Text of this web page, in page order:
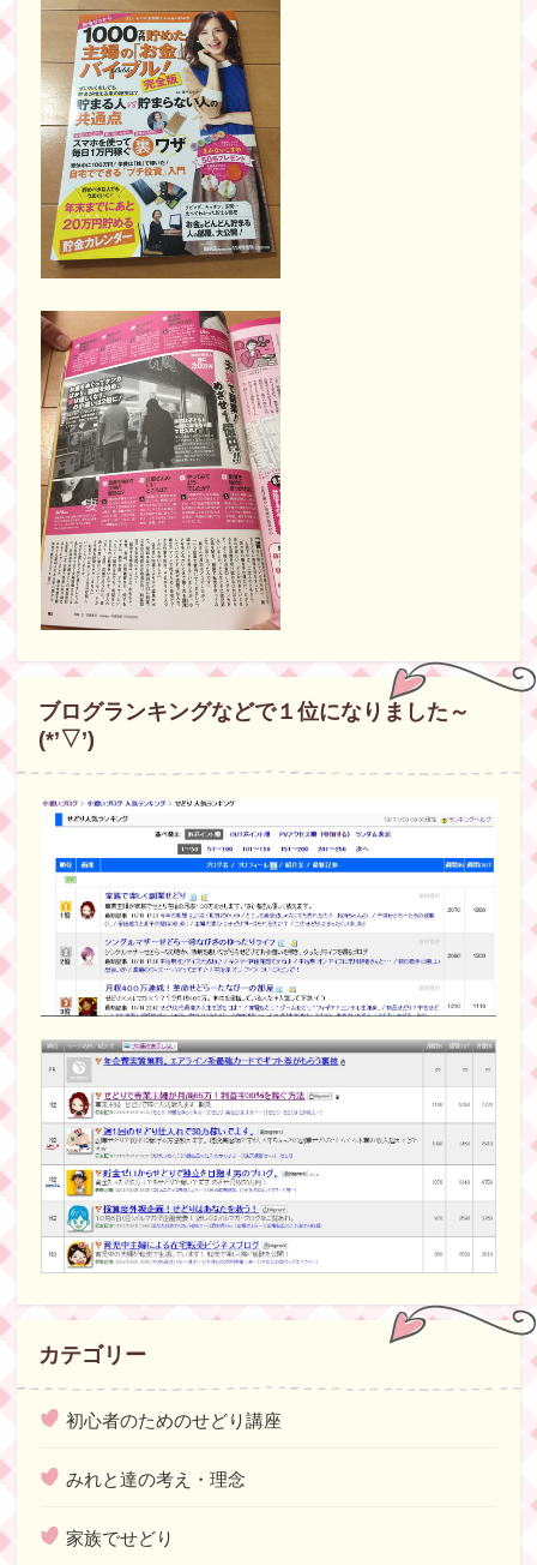
ブログランキングなどで１位になりました～
(*’▽’)
カテゴリー
初心者のためのせどり講座
みれと達の考え・理念
家族でせどり